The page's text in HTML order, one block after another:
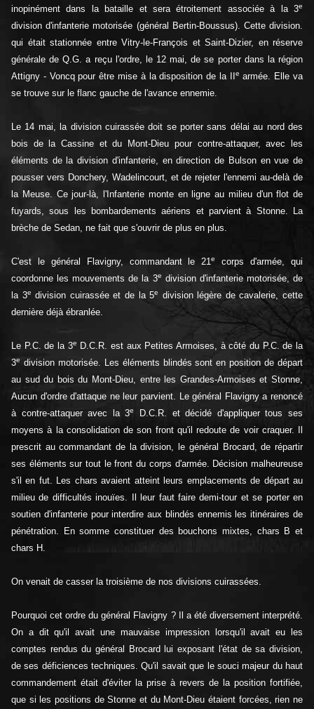
inopinément dans la bataille et sera étroitement associée à la 3e
division d'infanterie motorisée (général Bertin-Boussus). Cette division.
qui était stationnée entre Vitry-le-François et Saint-Dizier, en réserve
générale de Q.G. a reçu l'ordre, le 12 mai, de se porter dans la région
Attigny - Voncq pour être mise à la disposition de la II
e armée. Elle va
se trouve sur le flanc gauche de l'avance ennemie.
Le 14 mai, la division cuirassée doit se porter sans délai au nord des
bois de la Cassine et du Mont-Dieu pour contre-attaquer, avec les
éléments de la division d'infanterie, en direction de Bulson en vue de
pousser vers Donchery, Wadelincourt, et de rejeter l'ennemi au-delà de
la Meuse. Ce jour-là, l'Infanterie monte en ligne au milieu d'un flot de
fuyards, sous les bombardements aériens et parvient à Stonne. La
brèche de Sedan, ne fait que s'ouvrir de plus en plus.
C'est le général Flavigny, commandant le 21e
corps d'armée, qui
coordonne les mouvements de la 3e division d'infanterie motorisée, de
la 3e division cuirassée et de la 5e
division légère de cavalerie, cette
dernière déjà ébranlée.
Le P.C. de la 3e
D.C.R. est aux Petites Armoises, à côté du P.C. de la
3e division motorisée. Les éléments blindés sont en position de départ
au sud du bois du Mont-Dieu, entre les Grandes-Armoises et Stonne,
Aucun d'ordre d'attaque ne leur parvient. Le général Flavigny a renoncé
à contre-attaquer avec la 3e
D.C.R. et décidé d'appliquer tous ses
moyens à la consolidation de son front qu'il redoute de voir craquer. Il
prescrit au commandant de la division, le général Brocard, de répartir
ses éléments sur tout le front du corps d'armée. Décision malheureuse
s'il en fut. Les chars avaient atteint leurs emplacements de départ au
milieu de difficultés inouïes. Il leur faut faire demi-tour et se porter en
soutien d'infanterie pour interdire aux blindés ennemis les itinéraires de
pénétration. En somme constituer des bouchons mixtes, chars B et
chars H.
On venait de casser la troisième de nos divisions cuirassées.
Pourquoi cet ordre du général Flavigny ? Il a été diversement interprété.
On a dit qu'il avait une mauvaise impression lorsqu'il avait eu les
comptes rendus du général Brocard lui exposant l'état de sa division,
de ses déficiences techniques. Qu'il savait que le souci majeur du haut
commandement était d'éviter la prise à revers de la position fortifiée,
que si les positions de Stonne et du Mont-Dieu étaient forcées, rien ne